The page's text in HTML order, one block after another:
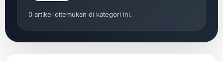
0 artikel ditemukan di kategori ini.